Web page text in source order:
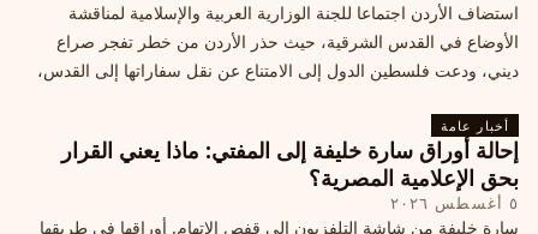
استضاف الأردن اجتماعا للجنة الوزارية العربية والإسلامية لمناقشة
الأوضاع في القدس الشرقية، حيث حذر الأردن من خطر تفجر صراع
ديني، ودعت فلسطين الدول إلى الامتناع عن نقل سفاراتها إلى القدس،
أخبار عامة
إحالة أوراق سارة خليفة إلى المفتي: ماذا يعني القرار
بحق الإعلامية المصرية؟
٥ أغسطس ٢٠٢٦
سارة خليفة من شاشة التلفزيون إلى قفص الاتهام. أوراقها في طريقها